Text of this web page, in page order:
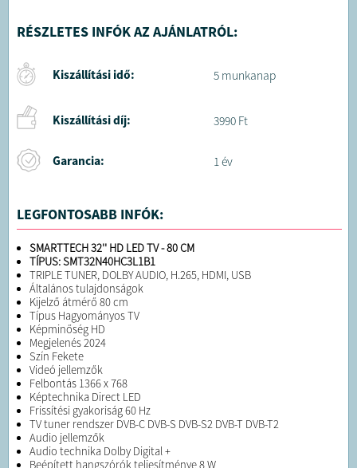
RÉSZLETES INFÓK AZ AJÁNLATRÓL:
Kiszállítási idő: 5 munkanap
Kiszállítási díj: 3990 Ft
Garancia: 1 év
LEGFONTOSABB INFÓK:
SMARTTECH 32'' HD LED TV - 80 CM
TÍPUS: SMT32N40HC3L1B1
TRIPLE TUNER, DOLBY AUDIO, H.265, HDMI, USB
Általános tulajdonságok
Kijelző átmérő 80 cm
Típus Hagyományos TV
Képminőség HD
Megjelenés 2024
Szín Fekete
Videó jellemzők
Felbontás 1366 x 768
Képtechnika Direct LED
Frissítési gyakoriság 60 Hz
TV tuner rendszer DVB-C DVB-S DVB-S2 DVB-T DVB-T2
Audio jellemzők
Audio technika Dolby Digital +
Beépített hangszórók teljesítménye 8 W